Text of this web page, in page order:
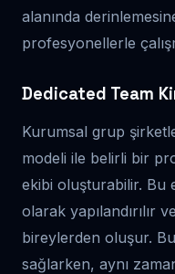
alanında
profesyonellerle
Dedicated Team
Kurumsal grup
modeli ile belirli bir
ekibi oluşturabilir. Bu
olarak yapılandırılır
bireylerden oluşur.
sağlarken, aynı